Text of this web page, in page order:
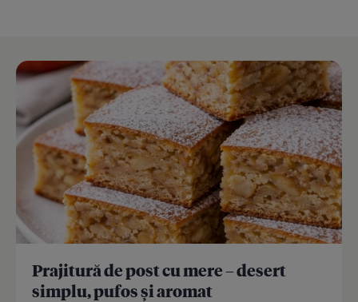
Prajitură de post cu mere – desert
simplu, pufos și aromat